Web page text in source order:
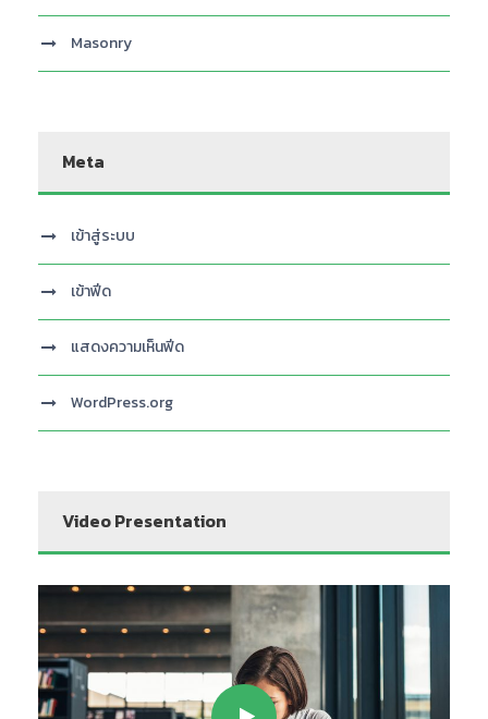
Masonry
Meta
เข้าสู่ระบบ
เข้าฟีด
แสดงความเห็นฟีด
WordPress.org
Video Presentation